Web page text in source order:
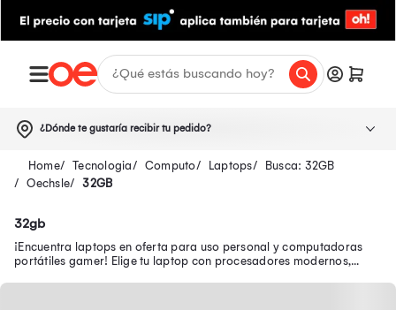
¿Dónde te gustaría recibir tu pedido?
Tecnologia Computo Laptops
Busca: 32GB
Oechsle
32GB
32gb
¡Encuentra laptops en oferta para uso personal y computadoras
portátiles gamer! Elige tu laptop con procesadores modernos,